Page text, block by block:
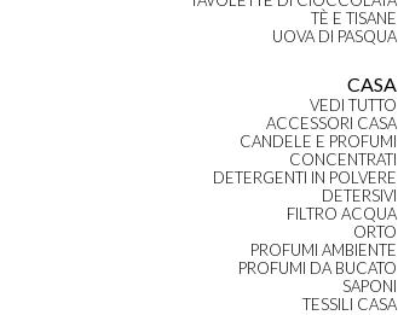
TÈ E TISANE
UOVA DI PASQUA
CASA
VEDI TUTTO
ACCESSORI CASA
CANDELE E PROFUMI
CONCENTRATI
DETERGENTI IN POLVERE
DETERSIVI
FILTRO ACQUA
ORTO
PROFUMI AMBIENTE
PROFUMI DA BUCATO
SAPONI
TESSILI CASA